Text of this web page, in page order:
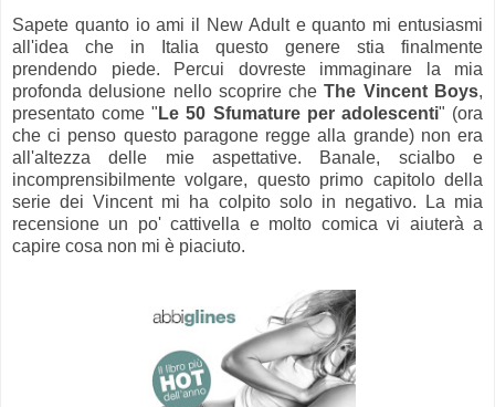
Sapete quanto io ami il New Adult e quanto mi entusiasmi
all'idea che in Italia questo genere stia finalmente
prendendo piede. Percui dovreste immaginare la mia
profonda delusione nello scoprire cheThe Vincent Boys,
presentato come " Le 50 Sfumature per adolescenti" (ora
che ci penso questo paragone regge alla grande) non era
all'altezza delle mie aspettative. Banale, scialbo e
incomprensibilmente volgare, questo primo capitolo della
serie dei Vincent mi ha colpito solo in negativo. La mia
recensione un po' cattivella e molto comica vi aiuterà a
capire cosa non mi è piaciuto.